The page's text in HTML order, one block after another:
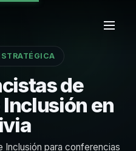
de
en
Inclusión para conferencias